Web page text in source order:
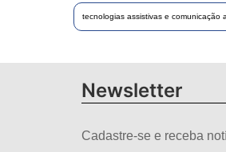
tecnologias assistivas e comunicação
Newsletter
Cadastre-se e receba